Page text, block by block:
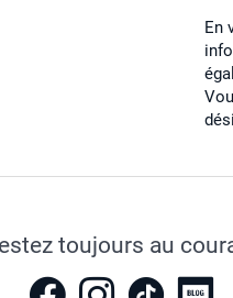
En
toujours au